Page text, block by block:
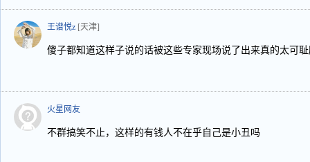
王谱悦z [天津]
傻子都知道这样子说的话被这些专家现场说了出来真的太可
火星网友
不群搞笑不止，这样的有钱人不在乎自己是小丑吗